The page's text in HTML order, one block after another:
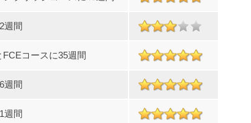
週間
コースに35週間
週間
週間